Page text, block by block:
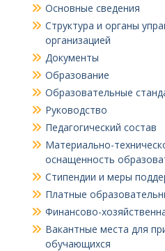
Основные сведения
Структура и органы
организацией
Документы
Образование
Образовательные
Руководство
Педагогический состав
Материально-
оснащенность
Стипендии и меры
Платные
Финансово-
Вакантные места для
обучающихся